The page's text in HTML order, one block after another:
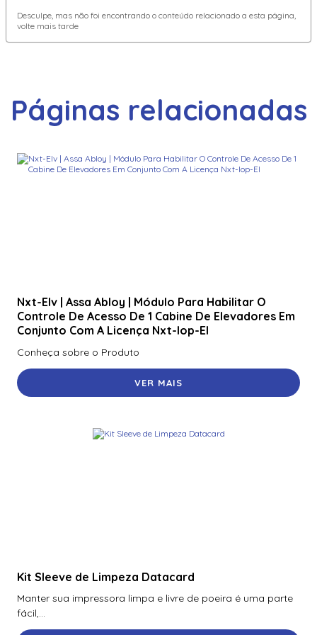
300M | Assa Abloy | Eletroimã De 300Lbs Em Alumínio
Anodizado
40Knks-00-000000 | Assa Abloy | Leitor De Proximidade
509 | Assa Abloy | Fecho Elétrico Em Aço Inox
Anodizado
Monitoramento Vertx V200
70300Aep0N | Assa Abloy | Placa De Expansão Para
Monitoramento Vertx V300
71000Bep0N01A | Assa Abloy | Controlador Vertx Evo™
V1000
900Nnnnek2037P | Assa Abloy | Leitor De Proximidade R10
Se
900Nsnnek20000 | Assa Abloy | Leitor De Proximidade R10
Desculpe, mas não foi encontrando o conteúdo relacionado a esta página,
volte mais tarde
Páginas relacionadas
Nxt-Elv | Assa Abloy | Módulo Para Habilitar O
Controle De Acesso De 1 Cabine De Elevadores Em
Conjunto Com A Licença Nxt-Iop-El
Conheça sobre o Produto
VER MAIS
Kit Sleeve de Limpeza Datacard
Manter sua impressora limpa e livre de poeira é uma parte
fácil,...